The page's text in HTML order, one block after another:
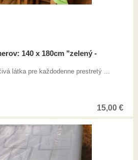
140 x 180cm "zelený -
látka pre každodenne prestretý ...
15,00 €